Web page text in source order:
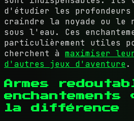
d'étudier les profondeurs
craindre la noyade ou le
sous l'eau. Ces
particulièrement utiles
cherchent à maximiser
d'autres jeux d'aventure.
Armes
la différence